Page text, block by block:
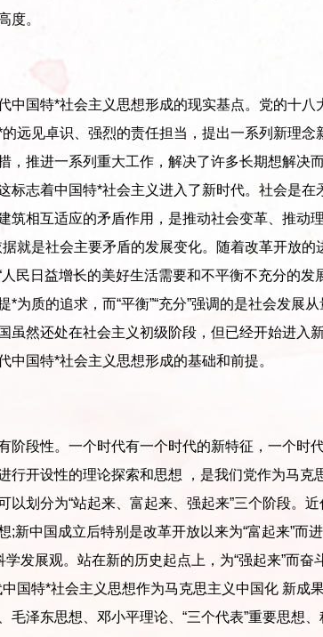
度。
国特*社会主义思想形成的现实基点。党的十八
远见卓识、强烈的责任担当，提出一系列新理念
，推进一系列重大工作，解决了许多长期想解决
标志着中国特*社会主义进入了新时代。社会是在
筑相互适应的矛盾作用，是推动社会变革、推动
就是社会主要矛盾的发展变化。随着改革开放的
民日益增长的美好生活需要和不平衡不充分的发
为质的追求，而“平衡”“充分”强调的是社会发展
虽然还处在社会主义初级阶段，但已经开始进入
中国特*社会主义思想形成的基础和前提。
段性。一个时代有一个时代的新特征，一个时
行开设性的理论探索和思想 ，是我们党作为马克
分为“站起来、富起来、强起来”三个阶段。近
;新中国成立后特别是改革开放以来为“富起来”而
学发展观。站在新的历史起点上，为“强起来”而
国特*社会主义思想作为马克思主义中国化 新成
毛泽东思想、邓小平理论、“三个代表”重要思想、